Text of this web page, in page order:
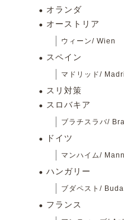
オランダ
オーストリア
ウィーン/ Wien
スペイン
マドリッド/
スリ対策
スロバキア
ブラチスラバ/
ドイツ
マンハイム/
ハンガリー
ブダペスト/
フランス